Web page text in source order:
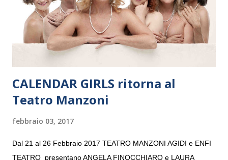
volta. L’orchestra, fondata nel 2008 da Kristjan Järvi (affiancato
da un prestigioso consiglio di consulent...
CALENDAR GIRLS ritorna al
Teatro Manzoni
febbraio 03, 2017
Dal 21 al 26 Febbraio 2017 TEATRO MANZONI AGIDI e ENFI
TEATRO presentano ANGELA FINOCCHIARO e LAURA